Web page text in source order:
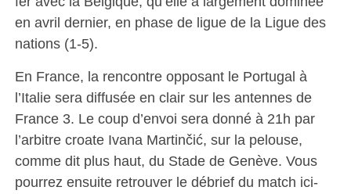
en avril dernier, en phase de ligue de la Ligue des
nations (1-5).
En France, la rencontre opposant le Portugal à
l’Italie sera diffusée en clair sur les antennes de
France 3. Le coup d’envoi sera donné à 21h par
l’arbitre croate Ivana Martinčić, sur la pelouse,
comme dit plus haut, du Stade de Genève. Vous
pourrez ensuite retrouver le débrief du match ici-